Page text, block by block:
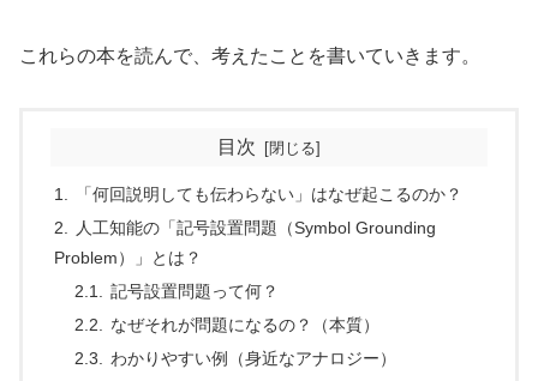
これらの本を読んで、考えたことを書いていきます。
目次
「何回説明しても伝わらない」はなぜ起こるのか？
人工知能の「記号設置問題（Symbol Grounding
Problem）」とは？
記号設置問題って何？
なぜそれが問題になるの？（本質）
わかりやすい例（身近なアナロジー）